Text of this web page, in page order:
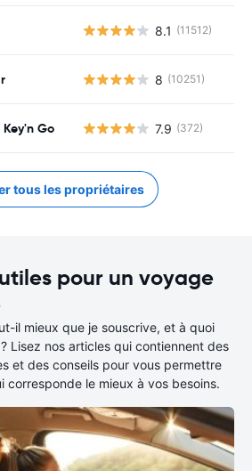
8.1 (11512)
8 (10251)
Go 7.9 (372)
tous les propriétaires
pour un voyage
il mieux que je souscrive, et à quoi
Lisez nos articles qui contiennent des
et des conseils pour vous permettre
corresponde le mieux à vos besoins.